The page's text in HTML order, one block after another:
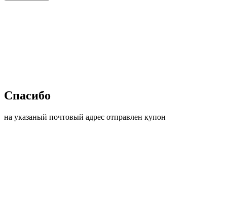
Спасибо
на указаный почтовый адрес отправлен купон